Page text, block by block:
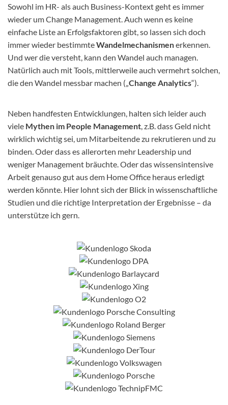
Sowohl im HR- als auch Business-Kontext geht es immer
wieder um Change Management. Auch wenn es keine
einfache Liste an Erfolgsfaktoren gibt, so lassen sich doch
immer wieder bestimmteWandelmechanismenerkennen.
Und wer die versteht, kann den Wandel auch managen.
Natürlich auch mit Tools, mittlerweile auch vermehrt solchen,
die den Wandel messbar machen („Change Analytics“).
Neben handfesten Entwicklungen, halten sich leider auch
viele Mythen im People Management, z.B. dass Geld nicht
wirklich wichtig sei, um Mitarbeitende zu rekrutieren und zu
binden. Oder dass es allerorten mehr Leadership und
weniger Management bräuchte. Oder das wissensintensive
Arbeit genauso gut aus dem Home Office heraus erledigt
werden könnte. Hier lohnt sich der Blick in wissenschaftliche
Studien und die richtige Interpretation der Ergebnisse – da
unterstütze ich gern.